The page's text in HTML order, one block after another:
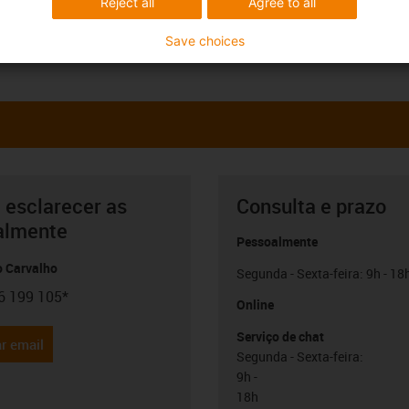
as
Carvalho
phone
199 105*
email
Consulta e prazo
Pessoalmente
Segunda - Sexta-feira: 9h -
Online
Serviço de chat
Segunda - Sexta-feira:
9h -
18h
Save choices